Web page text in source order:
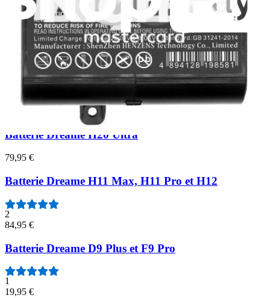
Batterie Dreame Bot L10s Ultra Gen2 et X30 Ultra
49,95 €
Batterie Dreame H30 Ultra
Batterie Dreame H20 Ultra
79,95 €
Batterie Dreame H11 Max, H11 Pro et H12
2
84,95 €
Batterie Dreame D9 Plus et F9 Pro
1
19,95 €